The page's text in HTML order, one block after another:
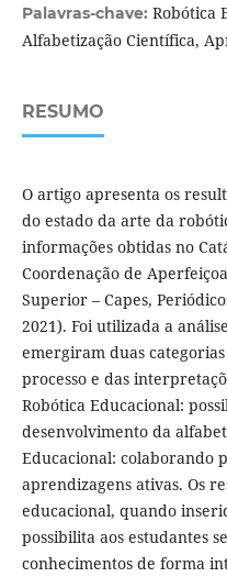
Palavras-chave: Robótica
Alfabetização Científica,
RESUMO
O artigo apresenta os
do estado da arte da
informações obtidas no
Coordenação de
Superior – Capes,
2021). Foi utilizada a
emergiram duas
processo e das
Robótica Educacional:
desenvolvimento da
Educacional: colaborando
aprendizagens ativas. Os
educacional, quando
possibilita aos estudantes
conhecimentos de forma